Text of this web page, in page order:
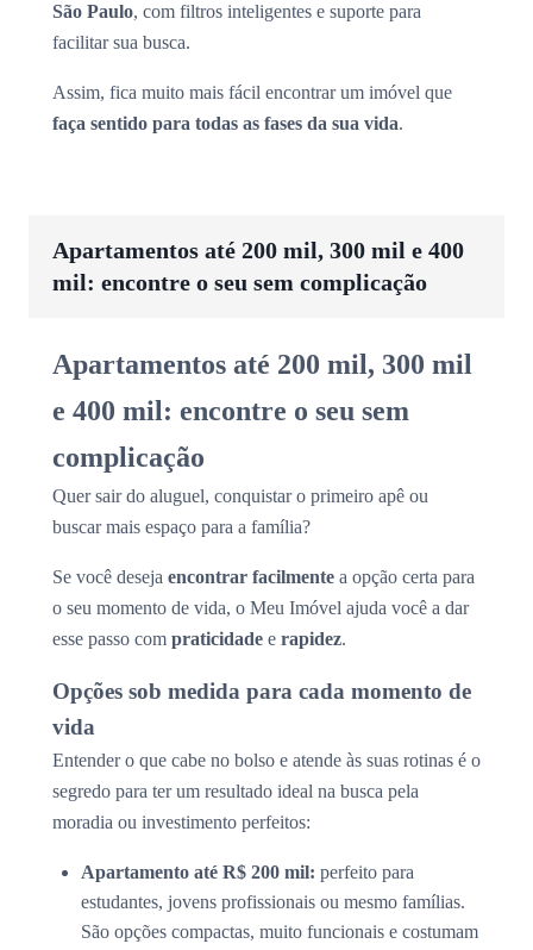
São Paulo, com filtros inteligentes e suporte para
facilitar sua busca.
Assim, fica muito mais fácil encontrar um imóvel que
faça sentido para todas as fases da sua vida.
Apartamentos até 200 mil, 300 mil e 400
mil: encontre o seu sem complicação
Apartamentos até 200 mil, 300 mil
e 400 mil: encontre o seu sem
complicação
Quer sair do aluguel, conquistar o primeiro apê ou
buscar mais espaço para a família?
Se você deseja encontrar facilmente a opção certa para
o seu momento de vida, o Meu Imóvel ajuda você a dar
esse passo com praticidade e rapidez.
Opções sob medida para cada momento de
vida
Entender o que cabe no bolso e atende às suas rotinas é o
segredo para ter um resultado ideal na busca pela
moradia ou investimento perfeitos:
Apartamento até R$ 200 mil: perfeito para
estudantes, jovens profissionais ou mesmo famílias.
São opções compactas, muito funcionais e costumam